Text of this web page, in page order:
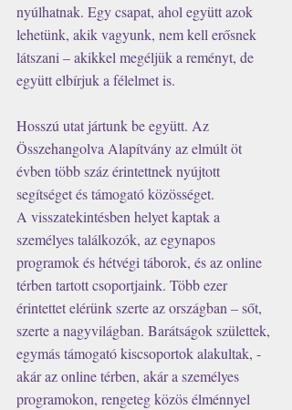
nyúlhatnak. Egy csapat, ahol együtt azok
lehetünk, akik vagyunk, nem kell erősnek
látszani – akikkel megéljük a reményt, de
együtt elbírjuk a félelmet is.
Hosszú utat jártunk be együtt. Az
Összehangolva Alapítvány az elmúlt öt
évben több száz érintettnek nyújtott
segítséget és támogató közösséget.
A visszatekintésben helyet kaptak a
személyes találkozók, az egynapos
programok és hétvégi táborok, és az online
térben tartott csoportjaink. Több ezer
érintettet elérünk szerte az országban – sőt,
szerte a nagyvilágban. Barátságok születtek,
egymás támogató kiscsoportok alakultak, -
akár az online térben, akár a személyes
programokon, rengeteg közös élménnyel